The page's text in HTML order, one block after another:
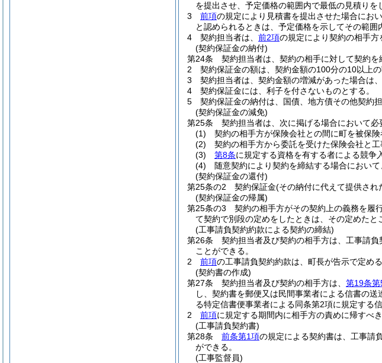
を提出させ、予定価格の範囲内で最低の見積りを
3
前項の規定により見積書を提出させた場合にお
と認められるときは、予定価格を示してその範囲
4
契約担当者は、 前2項の規定により契約の相手方
(契約保証金の納付)
第24条
契約担当者は、契約の相手に対して契約
2
契約保証金の額は、契約金額の100分の10以上の
3
契約担当者は、契約金額の増減があった場合は
4
契約保証金には、利子を付さないものとする。
5
契約保証金の納付は、国債、地方債その他契約
(契約保証金の減免)
第25条
契約担当者は、次に掲げる場合において必
(1)
契約の相手方が保険会社との間に町を被保
(2)
契約の相手方から委託を受けた保険会社と
(3)
第8条に規定する資格を有する者による競争
(4)
随意契約により契約を締結する場合におい
(契約保証金の還付)
第25条の2
契約保証金(その納付に代えて提供され
(契約保証金の帰属)
第25条の3
契約の相手方がその契約上の義務を履
て契約で別段の定めをしたときは、その定めたと
(工事請負契約約款による契約の締結)
第26条
契約担当者及び契約の相手方は、工事請負
ことができる。
2
前項の工事請負契約約款は、町長が告示で定める
(契約書の作成)
第27条
契約担当者及び契約の相手方は、 第19条第
し、契約書を郵便又は民間事業者による信書の送
る特定信書便事業者による同条第2項に規定する
2
前項に規定する期間内に相手方の責めに帰すべ
(工事請負契約書)
第28条
前条第1項の規定による契約書は、工事請
ができる。
(工事監督員)